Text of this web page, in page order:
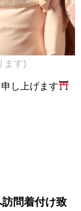
ます)
し上げます
問着付け致